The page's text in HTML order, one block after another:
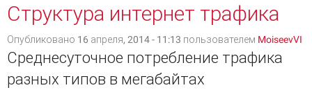
Структура интернет трафика
Опубликовано 16 апреля, 2014 - 11:13 пользователем MoiseevVI
Среднесуточное потребление трафика
разных типов в мегабайтах